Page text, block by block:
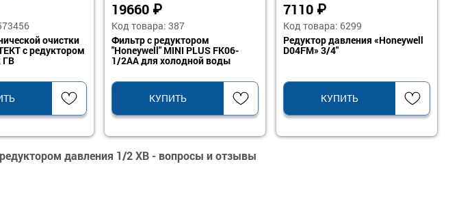
очистки
с редуктором
ГВ
19660 ₽
Код товара: 387
Фильтр с редуктором
"Honeywell" MINI PLUS FK06-
1/2AA для холодной воды
КУПИТЬ
7110 ₽
Код товара: 6299
Редуктор давления «Honeywell
D04FM» 3/4"
КУПИТЬ
давления 1/2 ХВ - вопросы и отзывы